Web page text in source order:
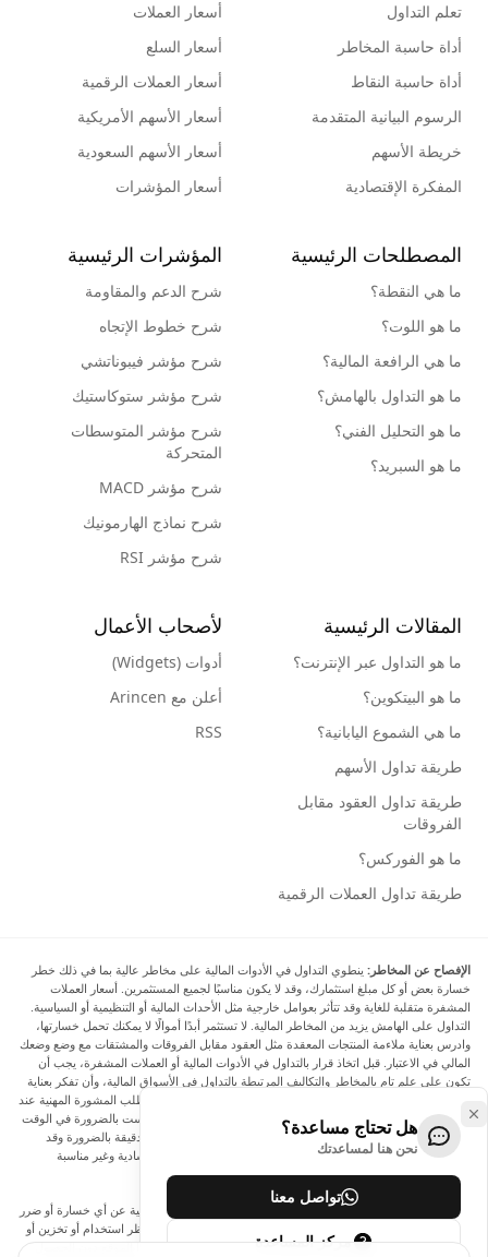
تعلم التداول
أداة حاسبة المخاطر
أداة حاسبة النقاط
الرسوم البيانية المتقدمة
خريطة الأسهم
المفكرة الإقتصادية
أسعار العملات
أسعار السلع
أسعار العملات الرقمية
أسعار الأسهم الأمريكية
أسعار الأسهم السعودية
أسعار المؤشرات
المصطلحات الرئيسية
ما هي النقطة؟
ما هو اللوت؟
ما هي الرافعة المالية؟
ما هو التداول بالهامش؟
ما هو التحليل الفني؟
ما هو السبريد؟
المؤشرات الرئيسية
شرح الدعم والمقاومة
شرح خطوط الإتجاه
شرح مؤشر فيبوناتشي
شرح مؤشر ستوكاستيك
شرح مؤشر المتوسطات
المتحركة
شرح مؤشر MACD
شرح نماذج الهارمونيك
شرح مؤشر RSI
المقالات الرئيسية
ما هو التداول عبر الإنترنت؟
ما هو البيتكوين؟
ما هي الشموع اليابانية؟
طريقة تداول الأسهم
طريقة تداول العقود مقابل
الفروقات
ما هو الفوركس؟
طريقة تداول العملات الرقمية
لأصحاب الأعمال
أدوات (Widgets)
أعلن مع Arincen
RSS
الإفصاح عن المخاطر: ينطوي التداول في الأدوات المالية على مخاطر عالية بما في ذلك خطر
خسارة بعض أو كل مبلغ استثمارك، وقد لا يكون مناسبًا لجميع المستثمرين. أسعار العملات
المشفرة متقلبة للغاية وقد تتأثر بعوامل خارجية مثل الأحداث المالية أو التنظيمية أو السياسية.
التداول على الهامش يزيد من المخاطر المالية. لا تستثمر أبدًا أموالًا لا يمكنك تحمل خسارتها،
وادرس بعناية ملاءمة المنتجات المعقدة مثل العقود مقابل الفروقات والمشتقات مع وضع وضعك
المالي في الاعتبار. قبل اتخاذ قرار بالتداول في الأدوات المالية أو العملات المشفرة، يجب أن
تكون على علم تام بالمخاطر والتكاليف المرتبطة بالتداول في الأسواق المالية، وأن تفكر بعناية
في أهدافك الاستثمارية ومستوى خبرتك ورغبتك في المخاطرة، وأن تطلب المشورة المهنية عند
الحاجة. تود Arincen أن تذكرك بأن البيانات الواردة في هذا الموقع ليست بالضرورة في الوقت
الفعلي وليست دقيقة. البيانات والأسعار الموجودة على الموقع ليست دقيقة بالضرورة وقد
تختلف عن السعر الفعلي في أي سوق معينة، مما يعني أن الأسعار إرشادية وغير مناسبة
لأغراض التداول.
لن يتحمل Arincen وأي مزود للبيانات الواردة في هذا الموقع المسؤولية عن أي خسارة أو ضرر
نتيجة لتداولك، أو اعتمادك على المعلومات الواردة في هذا الموقع. يحظر استخدام أو تخزين أو
إعادة إنتاج أو عرض أو تعديل أو نقل أو توزيع البيانات الموجودة في هذا الموقع دون الحصول
هل تحتاج مساعدة؟
نحن هنا لمساعدتك
تواصل معنا
مركز المساعدة